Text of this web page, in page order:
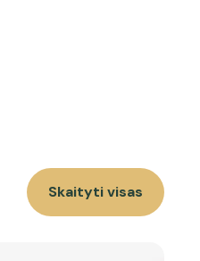
Skaityti visas